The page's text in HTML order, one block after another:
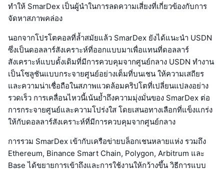
ทำให้ SmarDex เป็นผู้นำในการลดความเสี่ยงที่เกี่ยวข้องกับการ
จัดหาสภาพคล่อง
นอกจากโปรโตคอลที่ล้ำสมัยแล้ว SmarDex ยังได้แนะนำ USDN
ซึ่งเป็นดอลลาร์สังเคราะห์ที่ออกแบบมาเพื่อแทนที่ดอลลาร์
สังเคราะห์แบบดั้งเดิมที่มีการควบคุมจากศูนย์กลาง USDN ทำงาน
เป็นโซลูชันแบบกระจายศูนย์อย่างเต็มที่บนเชน ให้ความเสถียร
และความน่าเชื่อถือในสภาพแวดล้อมคริปโตที่เปลี่ยนแปลงอย่าง
รวดเร็ว การเคลื่อนไหวนี้เน้นย้ำถึงความมุ่งมั่นของ SmarDex ต่อ
การกระจายศูนย์และความโปร่งใส โดยเสนอทางเลือกที่แข็งแกร่ง
ให้กับดอลลาร์สังเคราะห์ที่มีการควบคุมจากศูนย์กลาง
การรวม SmarDex เข้ากับเครือข่ายบล็อกเชนหลายแห่ง รวมถึง
Ethereum, Binance Smart Chain, Polygon, Arbitrum และ
Base ได้ขยายการเข้าถึงและการใช้งานให้กว้างขึ้น วิธีการแบบ